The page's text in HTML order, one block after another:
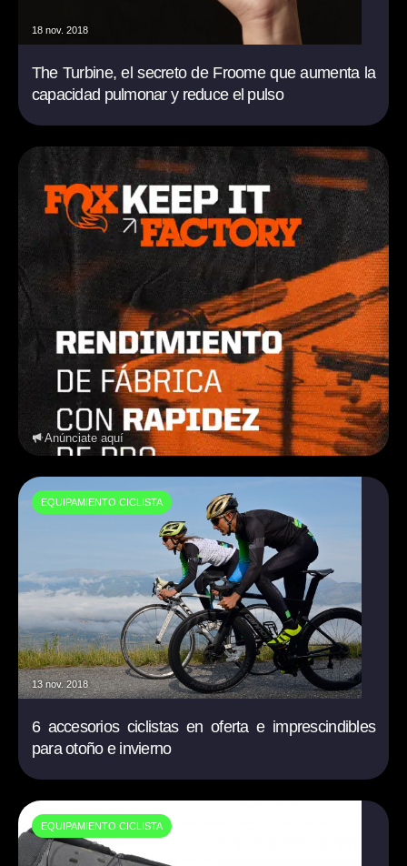
18 nov. 2018
The Turbine, el secreto de Froome que aumenta la
capacidad pulmonar y reduce el pulso
Anúnciate aquí
EQUIPAMIENTO CICLISTA
13 nov. 2018
6 accesorios ciclistas en oferta e imprescindibles
para otoño e invierno
EQUIPAMIENTO CICLISTA